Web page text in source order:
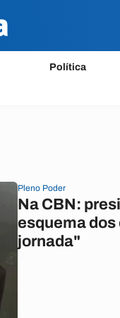
Política
Pleno Poder
Na CBN:
esquema
jornada"